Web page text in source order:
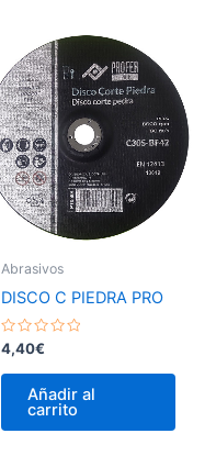
Abrasivos
DISCO C PIEDRA PRO
Valorado
con
0
4,40€
Añadir al
carrito